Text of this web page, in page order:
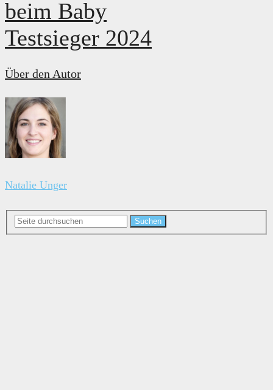
beim Baby
Testsieger 2024
Über den Autor
Natalie Unger
Suchen